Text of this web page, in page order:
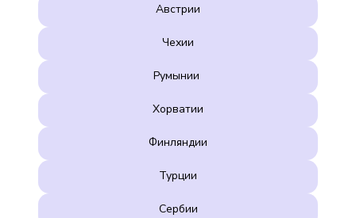
Австрии
Чехии
Румынии
Хорватии
Финляндии
Турции
Сербии